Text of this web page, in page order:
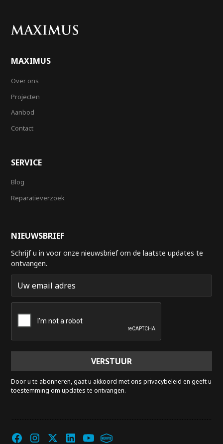
MAXIMUS
Over ons
Projecten
Aanbod
Contact
SERVICE
Blog
Reparatieverzoek
NIEUWSBRIEF
Schrijf u in voor onze nieuwsbrief om de laatste updates te
ontvangen.
Door u te abonneren, gaat u akkoord met ons privacybeleid en geeft u
toestemming om updates te ontvangen.